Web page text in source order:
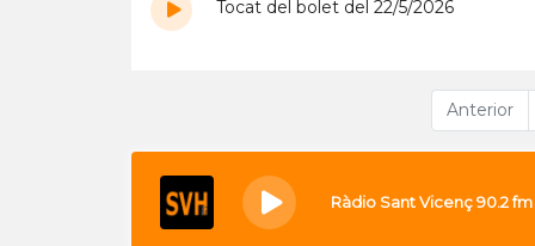
Tocat del bolet del 22/5/2026
Anterior
Ràdio Sant Vicenç 90.2 fm